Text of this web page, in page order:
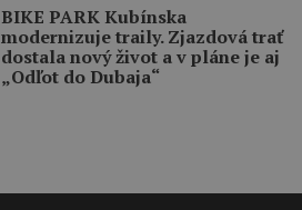
BIKE PARK Kubínska
modernizuje traily. Zjazdová trať
dostala nový život a v pláne je aj
„Odľot do Dubaja“